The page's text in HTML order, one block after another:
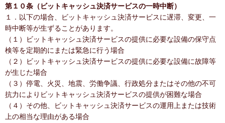
第１０条（ビットキャッシュ決済サービスの一時中断）
１．以下の場合、ビットキャッシュ決済サービスに遅滞、変更、一
時中断等が生ずることがあります。
（１）ビットキャッシュ決済サービスの提供に必要な設備の保守点
検等を定期的にまたは緊急に行う場合
（２）ビットキャッシュ決済サービスの提供に必要な設備に故障等
が生じた場合
（３）停電、火災、地震、労働争議、行政処分またはその他の不可
抗力によりビットキャッシュ決済サービスの提供が困難な場合
（４）その他、ビットキャッシュ決済サービスの運用上または技術
上の相当な理由がある場合